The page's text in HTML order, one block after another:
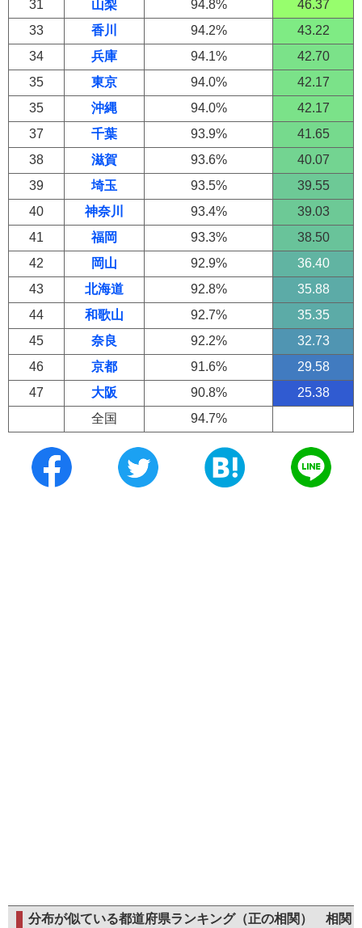
31
山梨 94.8%
46.37
33
香川 94.2%
43.22
34
兵庫 94.1%
42.70
35
東京 94.0%
42.17
35
沖縄 94.0%
42.17
37
千葉 93.9%
41.65
38
滋賀 93.6%
40.07
39
埼玉 93.5%
39.55
40
神奈川 93.4%
39.03
41
福岡 93.3%
38.50
42
岡山 92.9%
36.40
43
北海道 92.8%
35.88
44
和歌山 92.7%
35.35
45
奈良 92.2%
32.73
46
京都 91.6%
29.58
47
大阪 90.8%
25.38
全国
94.7%
分布が似ている都道府県ランキング（正の相関） 相関